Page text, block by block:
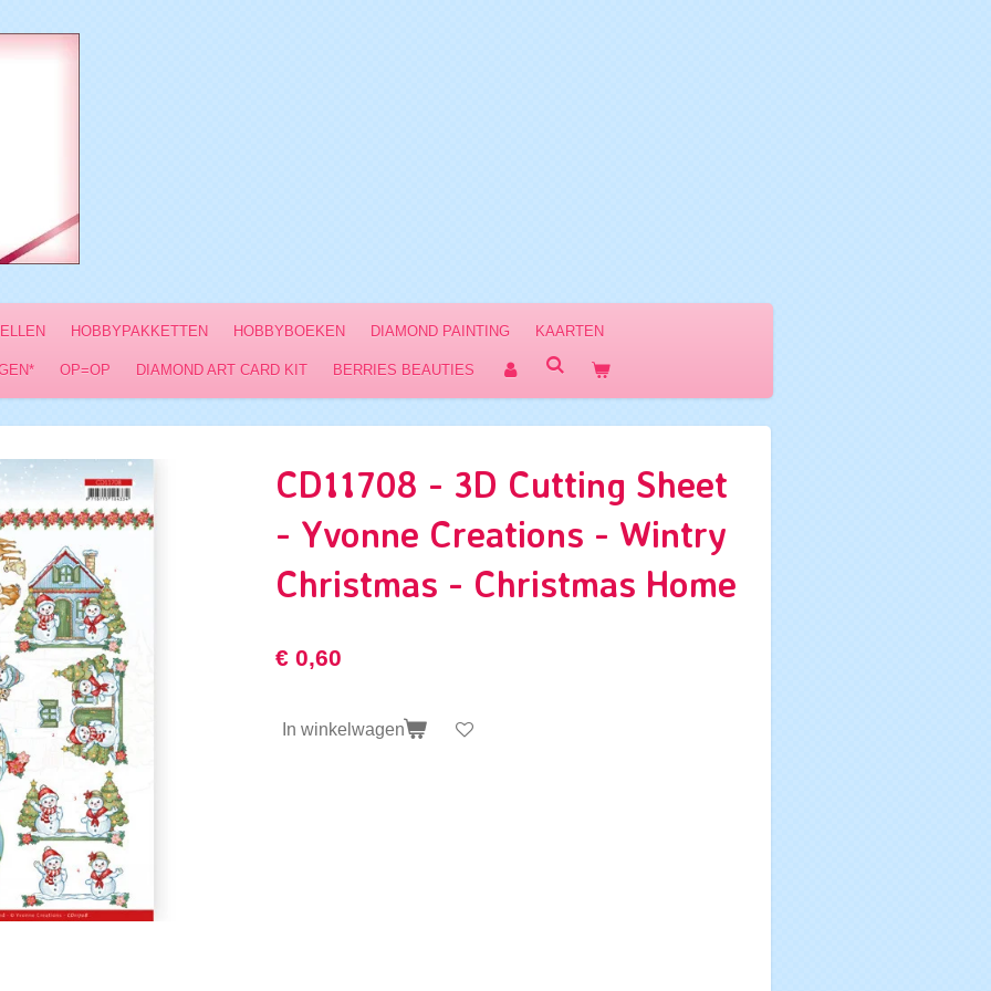
HOBBYPAKKETTEN HOBBYBOEKEN DIAMOND PAINTING KAARTEN
OP=OP DIAMOND ART CARD KIT BERRIES BEAUTIES
CD11708 - 3D Cutting Sheet
- Yvonne Creations - Wintry
Christmas - Christmas Home
€ 0,60
In winkelwagen